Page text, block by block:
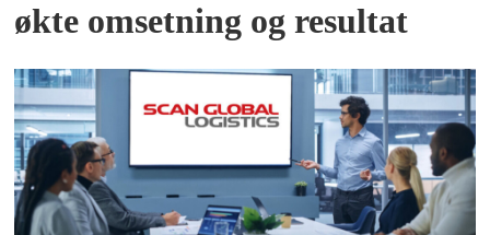
økte omsetning og resultat